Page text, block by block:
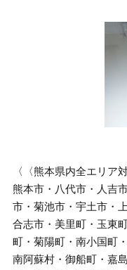
〈〈熊本県内全エリア
熊本市・八代市・人吉
市・菊池市・宇土市・
合志市・美里町・玉東
町・菊陽町・南小国町
南阿蘇村・御船町・嘉